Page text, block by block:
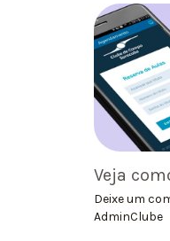
Veja
Deixe um
AdminClube